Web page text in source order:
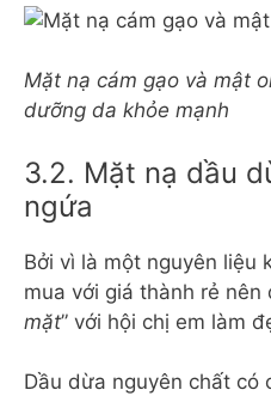
Mặt nạ cám gạo và mật
dưỡng da khỏe mạnh
3.2. Mặt nạ dầu
ngứa
Bởi vì là một nguyên liệu
mua với giá thành rẻ nên
mặt” với hội chị em làm
Dầu dừa nguyên chất có